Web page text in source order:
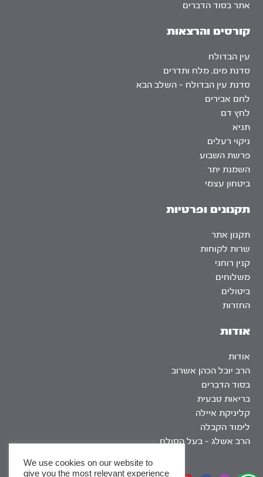
אודות
אודות
הרב יובל הכהן אשרוב
בסוד הדברים
בריאות טבעית
קליניקת איילה
לימוד הקבלה
הרב אשלג – בעל הסולם
אתר בסוד הדברים
קורסים והרצאות
עין הבדולח
סדנת מים, מלח ותדרים
סדנת עין הבדולח – השלב הבא
לחם אבירים
לחץ דם
תניא
ניקוי רעלים
פרשת השבוע
השמנת יתר
ביטחון עצמי
תקנונים ופרטיות
תקנון אתר
שרות לקוחות
קנין רוחני
משלוחים
ביטולים
החזרות
We use cookies on our website to
give you the most relevant experience